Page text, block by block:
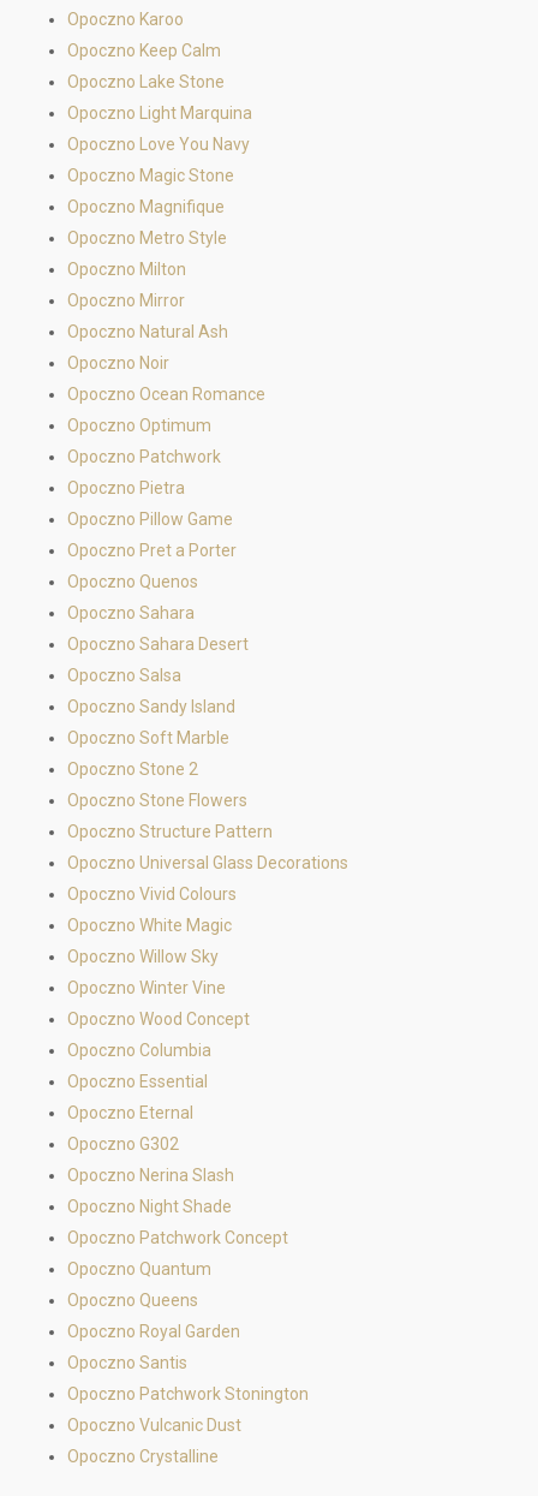
Opoczno Karoo
Opoczno Keep Calm
Opoczno Lake Stone
Opoczno Light Marquina
Opoczno Love You Navy
Opoczno Magic Stone
Opoczno Magnifique
Opoczno Metro Style
Opoczno Milton
Opoczno Mirror
Opoczno Natural Ash
Opoczno Noir
Opoczno Ocean Romance
Opoczno Optimum
Opoczno Patchwork
Opoczno Pietra
Opoczno Pillow Game
Opoczno Pret a Porter
Opoczno Quenos
Opoczno Sahara
Opoczno Sahara Desert
Opoczno Salsa
Opoczno Sandy Island
Opoczno Soft Marble
Opoczno Stone 2
Opoczno Stone Flowers
Opoczno Structure Pattern
Opoczno Universal Glass Decorations
Opoczno Vivid Colours
Opoczno White Magic
Opoczno Willow Sky
Opoczno Winter Vine
Opoczno Wood Concept
Opoczno Columbia
Opoczno Essential
Opoczno Eternal
Opoczno G302
Opoczno Nerina Slash
Opoczno Night Shade
Opoczno Patchwork Concept
Opoczno Quantum
Opoczno Queens
Opoczno Royal Garden
Opoczno Santis
Opoczno Patchwork Stonington
Opoczno Vulcanic Dust
Opoczno Crystalline